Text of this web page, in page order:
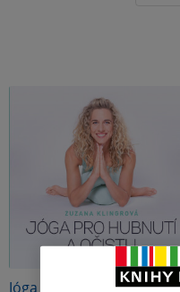
Jóga pro hubnutí a očistu